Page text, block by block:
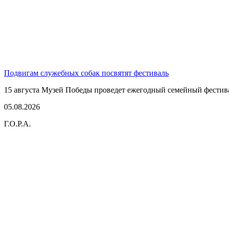
Подвигам служебных собак посвятят фестиваль
15 августа Музей Победы проведет ежегодный семейный
05.08.2026
Г.О.Р.А.